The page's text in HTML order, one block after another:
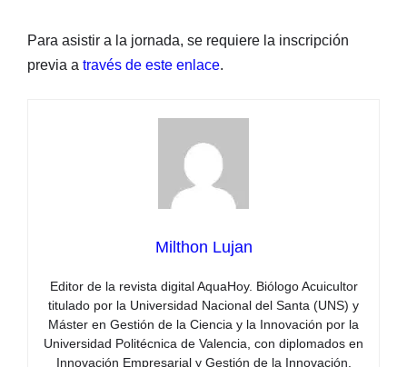
Para asistir a la jornada, se requiere la inscripción
previa a través de este enlace.
Milthon Lujan
Editor de la revista digital AquaHoy. Biólogo Acuicultor
titulado por la Universidad Nacional del Santa (UNS) y
Máster en Gestión de la Ciencia y la Innovación por la
Universidad Politécnica de Valencia, con diplomados en
Innovación Empresarial y Gestión de la Innovación.